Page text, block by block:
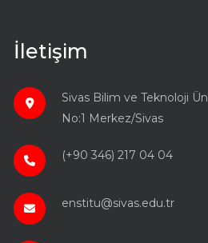
İletişim
Sivas Bilim ve Teknoloji
No:1 Merkez/Sivas
(+90 346) 217 04 04
enstitu@sivas.edu.tr